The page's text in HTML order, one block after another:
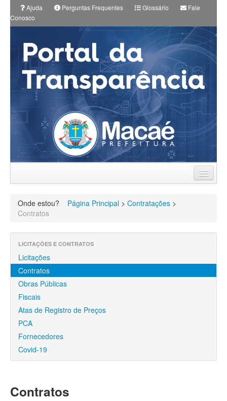
Ajuda Perguntas Frequentes Glossário
Fale
Conosco
Planos Municipais
Finanças
Funcionalismo
Licitações e Contratos
Convênios
Locações
Controle Social
Onde estou? Página Principal > Contratações >
Contratos
LICITAÇÕES E CONTRATOS
Licitações
Contratos
Obras Públicas
Fiscais
Atas de Registro de Preços
PCA
Fornecedores
Covid-19
Contratos